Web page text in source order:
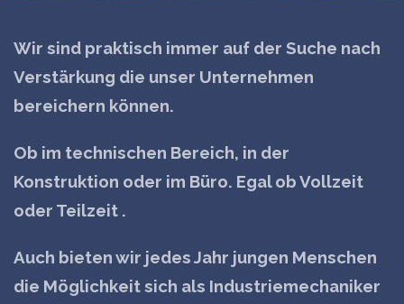
Wir sind praktisch immer auf der Suche nach
Verstärkung die unser Unternehmen
bereichern können.
Ob im technischen Bereich, in der
Konstruktion oder im Büro. Egal ob Vollzeit
oder Teilzeit .
Auch bieten wir jedes Jahr jungen Menschen
die Möglichkeit sich als Industriemechaniker